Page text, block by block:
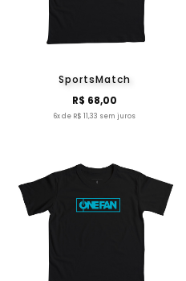
SportsMatch
R$ 68,00
6x de R$ 11,33 sem juros